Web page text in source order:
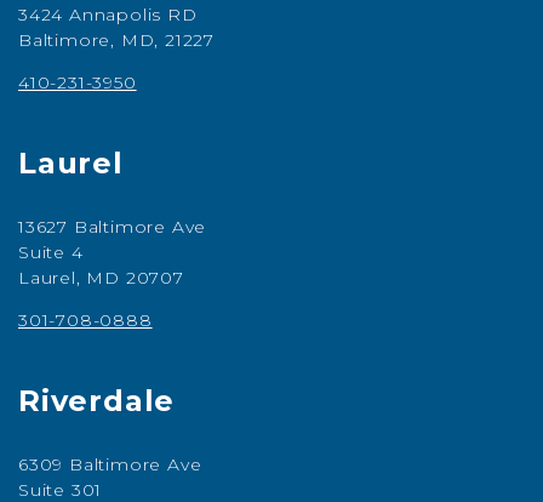
3424 Annapolis RD
Baltimore, MD, 21227
410-231-3950
Laurel
13627 Baltimore Ave
Suite 4
Laurel, MD 20707
301-708-0888
Riverdale
6309 Baltimore Ave
Suite 301